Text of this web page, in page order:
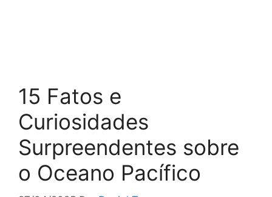
15 Fatos e
Curiosidades
Surpreendentes sobre
o Oceano Pacífico